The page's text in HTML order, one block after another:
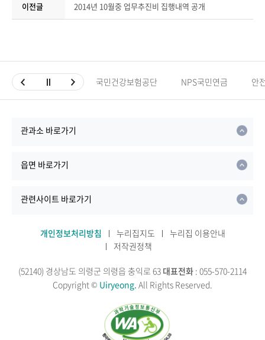
이전글 2014년 10월중 업무추진비 집행내역 공개
국민건강보험공단 NPS국민연금 안
관과소 바로가기
읍면 바로가기
관련사이트 바로가기
개인정보처리방침 누리집지도
누리집 이용안내
저작권정책
(52140) 경상남도 의령군 의령읍 충익로 63 대표전화 : 055-570-2114
Copyright © Uiryeong. All Rights Reserved.